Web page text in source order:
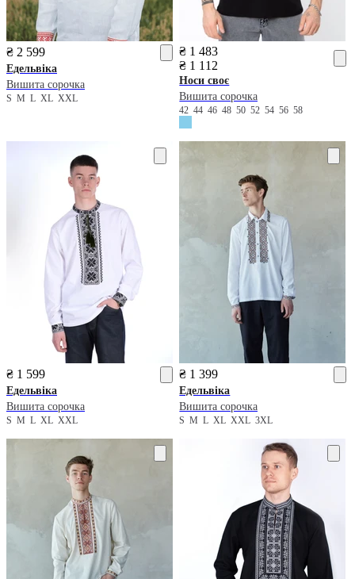
₴ 2 599
Едельвіка
Вишита сорочка
S M L XL XXL
₴ 1 483
₴ 1 112
Носи своє
Вишита сорочка
424446485052545658
₴ 1 599
Едельвіка
Вишита сорочка
S M L XL XXL
₴ 1 399
Едельвіка
Вишита сорочка
SMLXLXXL3XL